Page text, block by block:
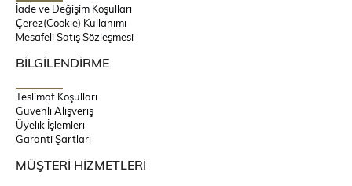
İade ve Değişim Koşulları
Çerez(Cookie) Kullanımı
Mesafeli Satış Sözleşmesi
BİLGİLENDİRME
Teslimat Koşulları
Güvenli Alışveriş
Üyelik İşlemleri
Garanti Şartları
MÜŞTERİ HİZMETLERİ